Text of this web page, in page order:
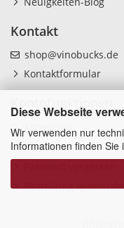
Diese Webseite
Wir verwenden nur
Informationen finden Sie
Kontakt
shop@vinobucks.de
Kontaktformular
Anmelden
Registrieren
Bestellung